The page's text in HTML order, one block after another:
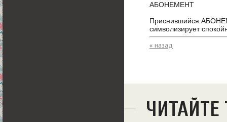
АБОНЕМЕНТ
Приснившийся
символизирует
« назад